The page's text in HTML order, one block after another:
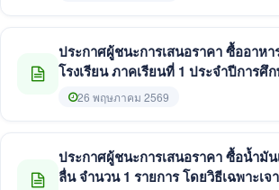
ประกาศผู้ชนะการเสนอราคา ซื้ออาหา
โรงเรียน ภาคเรียนที่ 1 ประจำปีการศึ
เฉพาะเจาะจง
26 พฤษภาคม 2569
ประกาศผู้ชนะการเสนอราคา ซื้อน้ำมั
ลื่น จำนวน 1 รายการ โดยวิธีเฉพาะเจ